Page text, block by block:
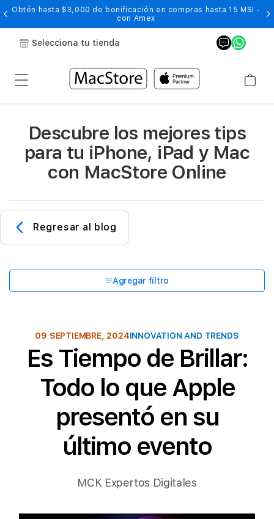
Obtén hasta $3,000 de bonificación en compras hasta 15 MSI -
con Amex
Selecciona tu tienda
Descubre los mejores tips
para tu iPhone, iPad y Mac
con MacStore Online
Regresar al blog
Agregar filtro
09 SEPTIEMBRE, 2024INNOVATION AND TRENDS
Es Tiempo de Brillar:
Todo lo que Apple
presentó en su
último evento
MCK Expertos Digitales